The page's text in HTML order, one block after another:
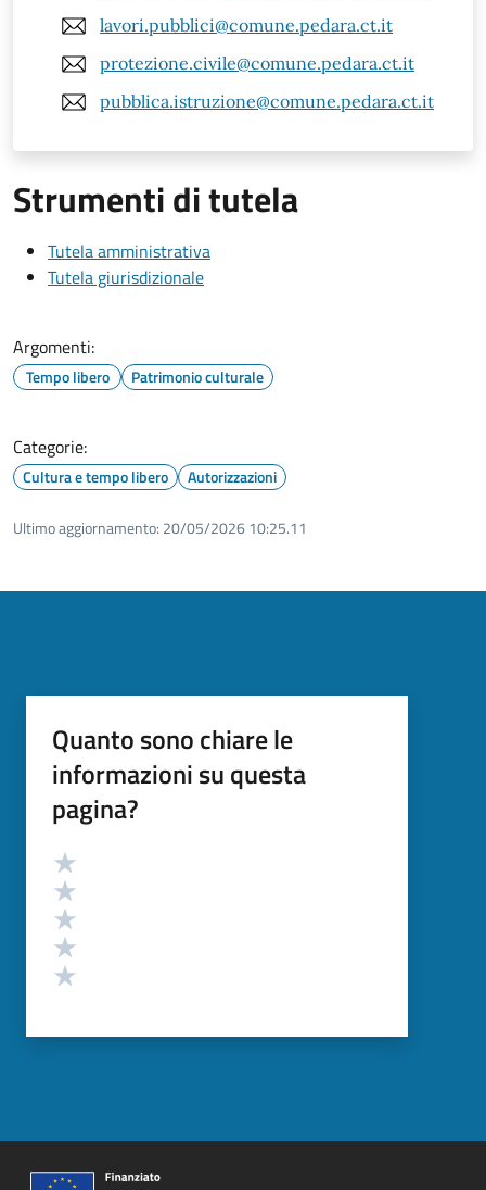
lavori.pubblici@comune.pedara.ct.it
protezione.civile@comune.pedara.ct.it
pubblica.istruzione@comune.pedara.ct.it
Strumenti di tutela
Tutela amministrativa
Tutela giurisdizionale
Argomenti:
Tempo libero Patrimonio culturale
Categorie:
Cultura e tempo libero Autorizzazioni
Ultimo aggiornamento: 20/05/2026 10:25.11
Quanto sono chiare le
informazioni su questa
pagina?
Valutazione